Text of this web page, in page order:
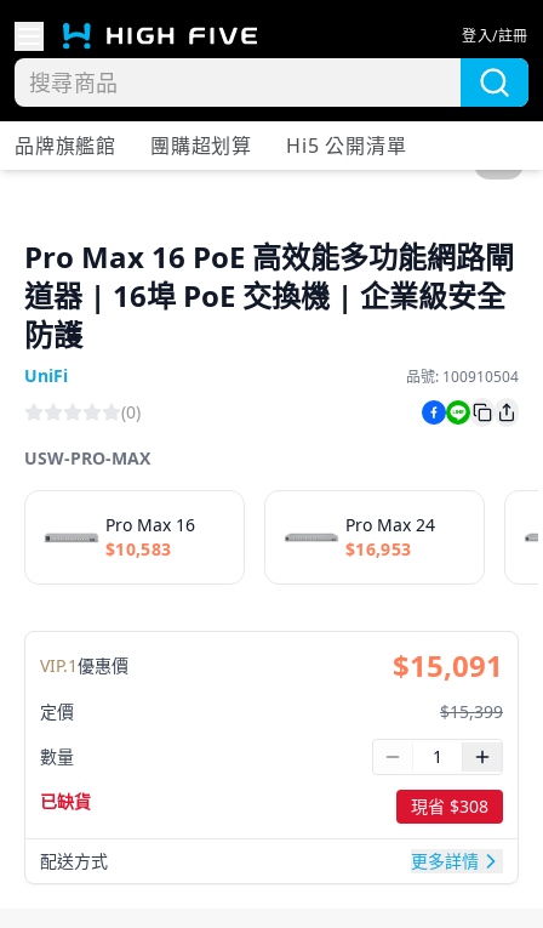
登入/註冊
品牌旗艦館 團購超划算 Hi5 公開清單
Pro Max 16 PoE 高效能多功能網路閘
道器 | 16埠 PoE 交換機 | 企業級安全
防護
UniFi 品號: 100910504
(0)
USW-PRO-MAX
Pro Max 16
$10,583
Pro Max 24
$16,953
VIP.1優惠價 $15,091
定價 $15,399
數量
已缺貨
現省 $308
配送方式 更多詳情